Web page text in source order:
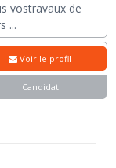
vostravaux de
...
Voir le profil
Candidat